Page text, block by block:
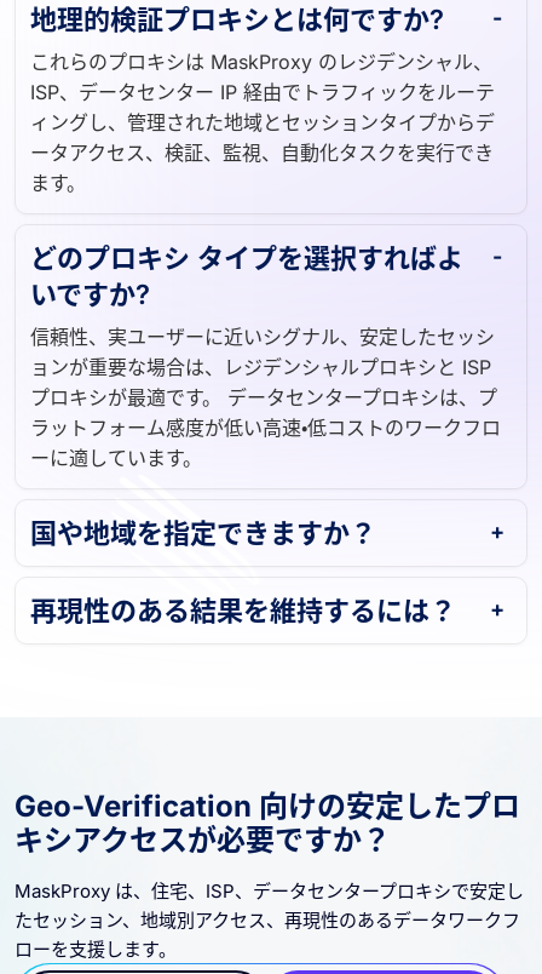
地理的検証プロキシとは何ですか?
これらのプロキシは MaskProxy のレジデンシャル、
ISP、データセンター IP 経由でトラフィックをルーテ
ィングし、管理された地域とセッションタイプからデ
ータアクセス、検証、監視、自動化タスクを実行でき
ます。
どのプロキシ タイプを選択すればよ
いですか?
信頼性、実ユーザーに近いシグナル、安定したセッシ
ョンが重要な場合は、レジデンシャルプロキシと ISP
プロキシが最適です。 データセンタープロキシは、プ
ラットフォーム感度が低い高速・低コストのワークフロ
ーに適しています。
国や地域を指定できますか？
再現性のある結果を維持するには？
Geo-Verification 向けの安定したプロ
キシアクセスが必要ですか？
MaskProxy は、住宅、ISP、データセンタープロキシで安定し
たセッション、地域別アクセス、再現性のあるデータワークフ
ローを支援します。